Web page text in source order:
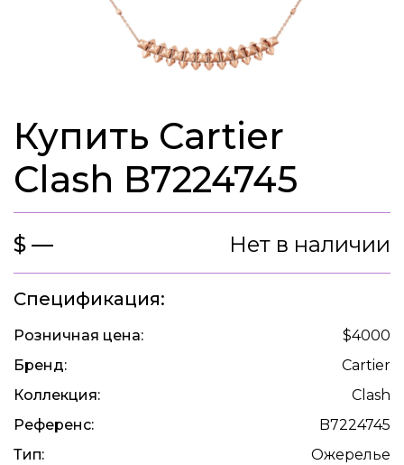
Купить Cartier
Clash B7224745
$ — Нет в наличии
Спецификация:
Розничная цена:
$4000
Бренд:
Cartier
Коллекция:
Clash
Референс:
B7224745
Тип:
Ожерелье